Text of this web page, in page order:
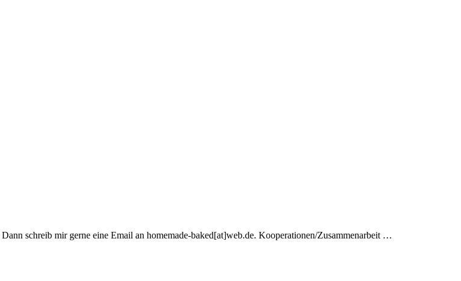
schreib mir gerne eine Email an homemade-baked[at]web.de. Kooperationen/Zusammenarbeit …